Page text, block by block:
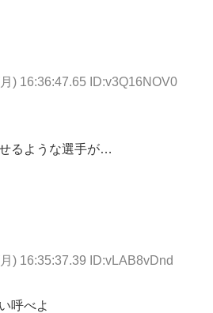
) 16:36:47.65 ID:v3Q16NOV0
るような選手が…
) 16:35:37.39 ID:vLAB8vDnd
呼べよ